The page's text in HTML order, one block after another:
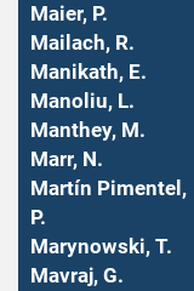
Maier, P.
Mailach, R.
Manikath, E.
Manoliu, L.
Manthey, M.
Marr, N.
Martín Pimentel,
P.
Marynowski, T.
Mavraj, G.